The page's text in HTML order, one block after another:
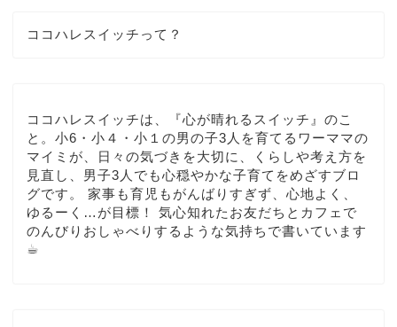
ココハレスイッチって？
ココハレスイッチは、『心が晴れるスイッチ』のこ
と。小6・小４・小１の男の子3人を育てるワーママの
マイミが、日々の気づきを大切に、くらしや考え方を
見直し、男子3人でも心穏やかな子育てをめざすブロ
グです。 家事も育児もがんばりすぎず、心地よく、
ゆるーく…が目標！ 気心知れたお友だちとカフェで
のんびりおしゃべりするような気持ちで書いています
☕︎